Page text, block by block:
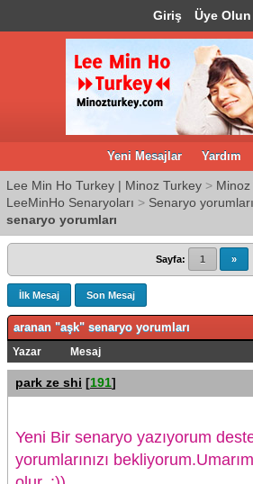
Giriş Üye Olun
Yeni Mesajlar Yardım
Lee Min Ho Turkey | Minoz Turkey >
LeeMinHo Senaryoları > Senaryo yorumları
senaryo yorumları
Sayfa: 1 »
İlk Mesaj Son Mesaj
aranan "aşk" senaryo yorumları
Yazar Mesaj
park ze shi [191]
Yeni Bir senaryo yazıyorum
yorumlarınızı